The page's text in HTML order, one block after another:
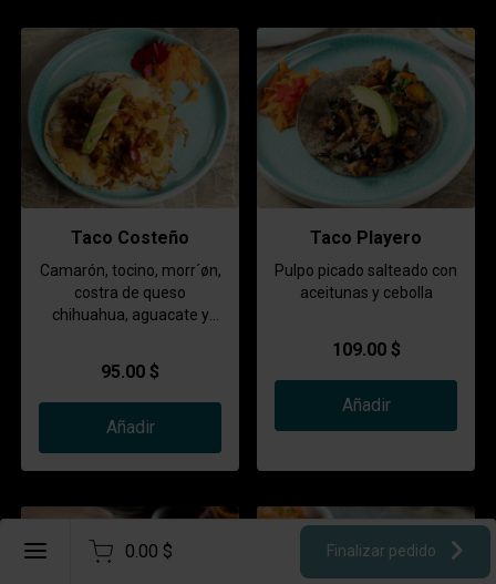
Taco Costeño
Camarón, tocino, morr´øn,
costra de queso
chihuahua, aguacate y
95.00 $
Añadir
Taco Playero
Pulpo picado salteado con
aceitunas y cebolla
109.00 $
Añadir
0.00 $ Finalizar pedido